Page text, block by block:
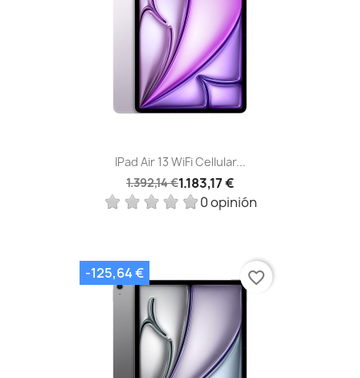
IPad Air 13 WiFi Cellular...
1.392,14 €1.183,17 €
0 opinión
-125,64 € favorite_border